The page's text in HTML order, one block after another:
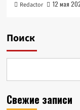
Redactor 12 мая
Поиск
Свежие записи